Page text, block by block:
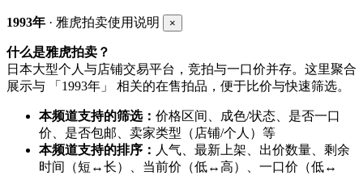
1993年 · 雅虎拍卖使用说明 ×
什么是雅虎拍卖？
日本大型个人与店铺交易平台，竞拍与一口价并存。这里聚合
展示与 「1993年」 相关的在售拍品，便于比价与快速筛选。
本频道支持的筛选： 价格区间、成色/状态、是否一口
价、是否包邮、卖家类型（店铺/个人）等
本频道支持的排序： 人气、最新上架、出价数量、剩余
时间（短↔长）、当前价（低↔高）、一口价（低↔